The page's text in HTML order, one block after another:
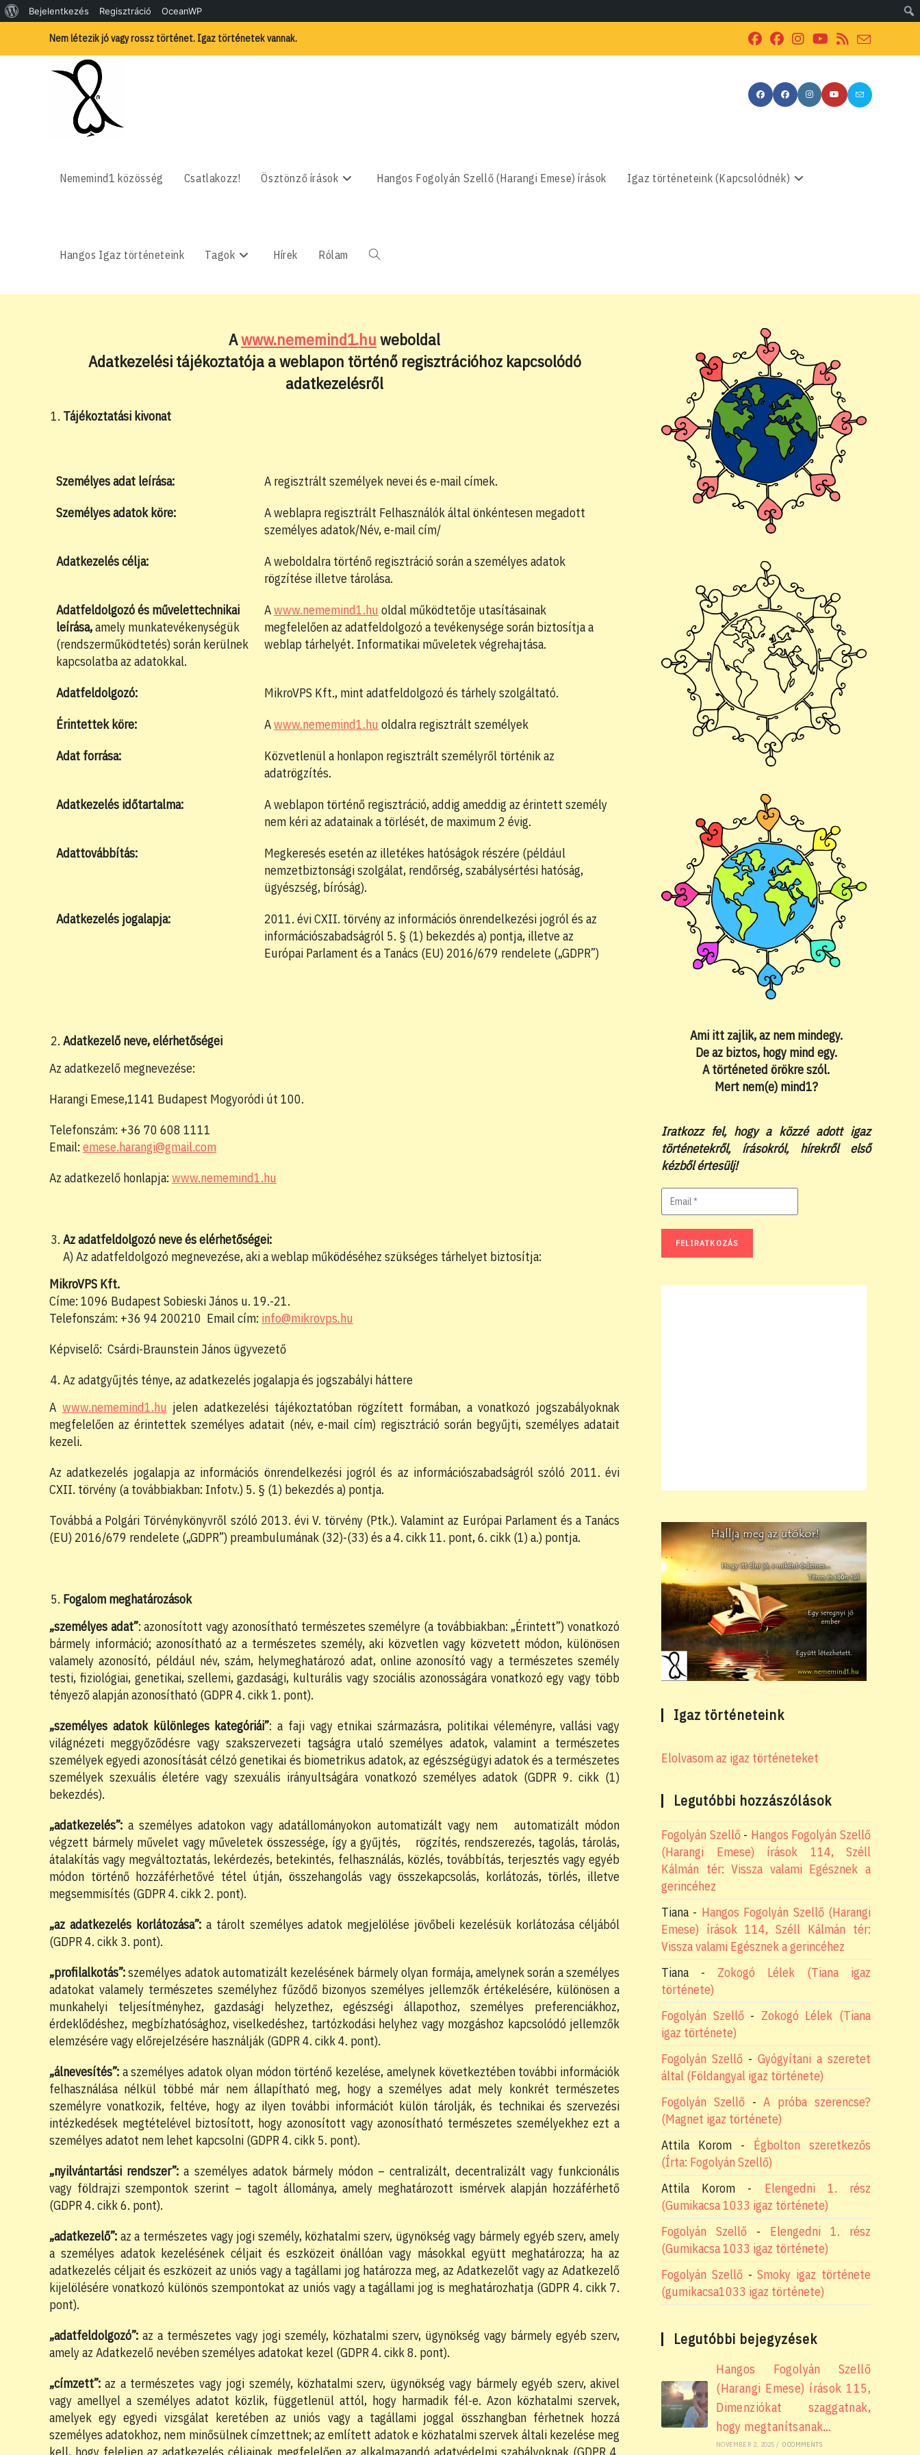
WordPress,
csodás
Bejelentkezés Regisztráció OceanWP
content
Nem létezik jó vagy rossz történet. Igaz történetek vannak.
Nememind1 közösség Csatlakozz! Ösztönző írások Hangos Fogolyán Szellő (Harangi Emese) írások Igaz történeteink (Kapcsolódnék)
Hangos Igaz történeteink Tagok Hírek Rólam Toggle
website
Awww.nememind1.hu weboldal
Adatkezelési tájékoztatója a weblapon történő regisztrációhoz kapcsolódó
adatkezelésről
Tájékoztatási kivonat
Személyes adat leírása:
A regisztrált személyek nevei és e-mail címek.
Személyes adatok köre:
A weblapra regisztrált Felhasználók által önkéntesen megadott
személyes adatok/Név, e-mail cím/
Adatkezelés célja:
A weboldalra történő regisztráció során a személyes adatok
rögzítése illetve tárolása.
Adatfeldolgozó és művelettechnikai
leírása,amely munkatevékenységük
(rendszerműködtetés) során kerülnek
kapcsolatba az adatokkal.
Awww.nememind1.hu oldal működtetője utasításainak
megfelelően az adatfeldolgozó a tevékenysége során biztosítja a
weblap tárhelyét. Informatikai műveletek végrehajtása.
Adatfeldolgozó:
MikroVPS Kft., mint adatfeldolgozó és tárhely szolgáltató.
Érintettek köre:
Awww.nememind1.hu oldalra regisztrált személyek
Adat forrása:
Közvetlenül a honlapon regisztrált személyről történik az
adatrögzítés.
Adatkezelés időtartalma:
A weblapon történő regisztráció, addig ameddig az érintett személy
nem kéri az adatainak a törlését, de maximum 2 évig.
Adattovábbítás:
Megkeresés esetén az illetékes hatóságok részére (például
nemzetbiztonsági szolgálat, rendőrség, szabálysértési hatóság,
ügyészség, bíróság).
Adatkezelés jogalapja:
2011. évi CXII. törvény az információs önrendelkezési jogról és az
információszabadságról 5. § (1) bekezdés a) pontja, illetve az
Európai Parlament és a Tanács (EU) 2016/679 rendelete („GDPR”)
Adatkezelő neve, elérhetőségei
Az adatkezelő megnevezése:
Harangi Emese,1141 Budapest Mogyoródi út 100.
Telefonszám: +36 70 608 1111
Email: emese.harangi@gmail.com
Az adatkezelő honlapja: www.nememind1.hu
Az adatfeldolgozó neve és elérhetőségei:
A) Az adatfeldolgozó megnevezése, aki a weblap működéséhez szükséges tárhelyet biztosítja:
MikroVPS Kft.
Címe: 1096 Budapest Sobieski János u. 19.-21.
Telefonszám: +36 94 200210 Email cím: info@mikrovps.hu
Képviselő: Csárdi-Braunstein János ügyvezető
Az adatgyűjtés ténye, az adatkezelés jogalapja és jogszabályi háttere
A www.nememind1.hu jelen adatkezelési tájékoztatóban rögzített formában, a vonatkozó jogszabályoknak
megfelelően az érintettek személyes adatait (név, e-mail cím) regisztráció során begyűjti, személyes adatait
kezeli.
Az adatkezelés jogalapja az információs önrendelkezési jogról és az információszabadságról szóló 2011. évi
CXII. törvény (a továbbiakban: Infotv.) 5. § (1) bekezdés a) pontja.
Továbbá a Polgári Törvénykönyvről szóló 2013. évi V. törvény (Ptk.). Valamint az Európai Parlament és a Tanács
(EU) 2016/679 rendelete („GDPR”) preambulumának (32)-(33) és a 4. cikk 11. pont, 6. cikk (1) a.) pontja.
Fogalom meghatározások
„személyes adat”: azonosított vagy azonosítható természetes személyre (a továbbiakban: „Érintett”) vonatkozó
bármely információ; azonosítható az a természetes személy, aki közvetlen vagy közvetett módon, különösen
valamely azonosító, például név, szám, helymeghatározó adat, online azonosító vagy a természetes személy
testi, fiziológiai, genetikai, szellemi, gazdasági, kulturális vagy szociális azonosságára vonatkozó egy vagy több
tényező alapján azonosítható (GDPR 4. cikk 1. pont).
„személyes adatok különleges kategóriái”: a faji vagy etnikai származásra, politikai véleményre, vallási vagy
világnézeti meggyőződésre vagy szakszervezeti tagságra utaló személyes adatok, valamint a természetes
személyek egyedi azonosítását célzó genetikai és biometrikus adatok, az egészségügyi adatok és a természetes
személyek szexuális életére vagy szexuális irányultságára vonatkozó személyes adatok (GDPR 9. cikk (1)
bekezdés).
„adatkezelés”: a személyes adatokon vagy adatállományokon automatizált vagy nem automatizált módon
végzett bármely művelet vagy műveletek összessége, így a gyűjtés, rögzítés, rendszerezés, tagolás, tárolás,
átalakítás vagy megváltoztatás, lekérdezés, betekintés, felhasználás, közlés, továbbítás, terjesztés vagy egyéb
módon történő hozzáférhetővé tétel útján, összehangolás vagy összekapcsolás, korlátozás, törlés, illetve
megsemmisítés (GDPR 4. cikk 2. pont).
„az adatkezelés korlátozása”:a tárolt személyes adatok megjelölése jövőbeli kezelésük korlátozása céljából
(GDPR 4. cikk 3. pont).
„profilalkotás”:személyes adatok automatizált kezelésének bármely olyan formája, amelynek során a személyes
adatokat valamely természetes személyhez fűződő bizonyos személyes jellemzők értékelésére, különösen a
munkahelyi teljesítményhez, gazdasági helyzethez, egészségi állapothoz, személyes preferenciákhoz,
érdeklődéshez, megbízhatósághoz, viselkedéshez, tartózkodási helyhez vagy mozgáshoz kapcsolódó jellemzők
elemzésére vagy előrejelzésére használják (GDPR 4. cikk 4. pont).
„álnevesítés”: a személyes adatok olyan módon történő kezelése, amelynek következtében további információk
felhasználása nélkül többé már nem állapítható meg, hogy a személyes adat mely konkrét természetes
személyre vonatkozik, feltéve, hogy az ilyen további információt külön tárolják, és technikai és szervezési
intézkedések megtételével biztosított, hogy azonosított vagy azonosítható természetes személyekhez ezt a
személyes adatot nem lehet kapcsolni (GDPR 4. cikk 5. pont).
„nyilvántartási rendszer”: a személyes adatok bármely módon – centralizált, decentralizált vagy funkcionális
vagy földrajzi szempontok szerint – tagolt állománya, amely meghatározott ismérvek alapján hozzáférhető
(GDPR 4. cikk 6. pont).
„adatkezelő”: az a természetes vagy jogi személy, közhatalmi szerv, ügynökség vagy bármely egyéb szerv, amely
a személyes adatok kezelésének céljait és eszközeit önállóan vagy másokkal együtt meghatározza; ha az
adatkezelés céljait és eszközeit az uniós vagy a tagállami jog határozza meg, az Adatkezelőt vagy az Adatkezelő
kijelölésére vonatkozó különös szempontokat az uniós vagy a tagállami jog is meghatározhatja (GDPR 4. cikk 7.
pont).
„adatfeldolgozó”: az a természetes vagy jogi személy, közhatalmi szerv, ügynökség vagy bármely egyéb szerv,
amely az Adatkezelő nevében személyes adatokat kezel (GDPR 4. cikk 8. pont).
„címzett”: az a természetes vagy jogi személy, közhatalmi szerv, ügynökség vagy bármely egyéb szerv, akivel
vagy amellyel a személyes adatot közlik, függetlenül attól, hogy harmadik fél-e. Azon közhatalmi szervek,
amelyek egy egyedi vizsgálat keretében az uniós vagy a tagállami joggal összhangban férhetnek hozzá
személyes adatokhoz, nem minősülnek címzettnek; az említett adatok e közhatalmi szervek általi kezelése meg
Ami itt zajlik, az nem mindegy.
De az biztos, hogy mind egy.
A történeted örökre szól.
Mert nem(e) mind1?
Iratkozz fel, hogy a közzé adott igaz
történetekről, írásokról, hírekről első
kézből értesülj!
Igaz történeteink
Elolvasom az igaz történeteket
Legutóbbi hozzászólások
Fogolyán Szellő- Hangos Fogolyán Szellő
(Harangi Emese) írások 114, Széll
Kálmán tér: Vissza valami Egésznek a
gerincéhez
Tiana - Hangos Fogolyán Szellő (Harangi
Emese) írások 114, Széll Kálmán tér:
Vissza valami Egésznek a gerincéhez
Tiana - Zokogó Lélek (Tiana igaz
története)
Fogolyán Szellő- Zokogó Lélek (Tiana
igaz története)
Fogolyán Szellő - Gyógyítani a szeretet
által (Földangyal igaz története)
Fogolyán Szellő-A próba szerencse?
(Magnet igaz története)
Attila Korom - Égbolton szeretkezős
(Írta: Fogolyán Szellő)
Attila Korom - Elengedni 1. rész
(Gumikacsa 1033 igaz története)
Fogolyán Szellő - Elengedni 1. rész
(Gumikacsa 1033 igaz története)
Fogolyán Szellő-Smoky igaz története
(gumikacsa1033 igaz története)
Legutóbbi bejegyzések
Hangos Fogolyán Szellő
(Harangi Emese) írások 115,
Dimenziókat szaggatnak,
hogy megtanítsanak…
NOVEMBER 2, 2025 / 0 COMMENTS